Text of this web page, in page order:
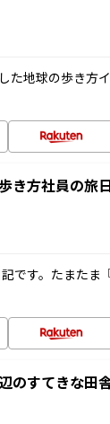
た地球の歩き
き方社員の旅
です。たまたま
のすてきな田